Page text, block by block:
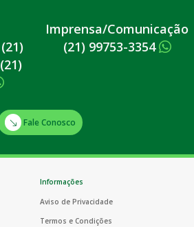
(21)
(21)
Imprensa/Comunicação
(21) 99753-3354
Fale Conosco
Informações
Aviso de Privacidade
Termos e Condições